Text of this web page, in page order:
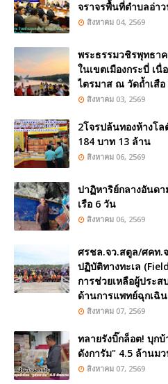
จราจรพื้นที่ตำบลอ่า
สิงหาคม 04, 2569
พระธรรมวชิรพุทธา
ในเขตเมืองกระบี่ เ
ไตรมาส ณ วัดถ้ำเสือ
สิงหาคม 03, 2569
2โจรปล้นทองห้างโ
184 บาท 13 ล้าน
สิงหาคม 06, 2569
ปาฏิหาริย์กลางอันด
เรือ 6 วัน
สิงหาคม 06, 2569
ศรชล.จว.สตูล/ศคท.
ปฏิบัติทางทะเล
การช่วยเหลือผู้ประ
ด้านการแพทย์ฉุกเฉิน
สิงหาคม 07, 2569
ทลายรังบิ๊กล็อต! บุก
ดังการัม" 4.5 ล้านม
สิงหาคม 07, 2569